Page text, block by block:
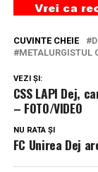
CUVINTE CHEIE
METALURGISTUL
VEZI ȘI:
CSS LAPI Dej,
– FOTO/VIDEO
NU RATA ȘI
FC Unirea Dej